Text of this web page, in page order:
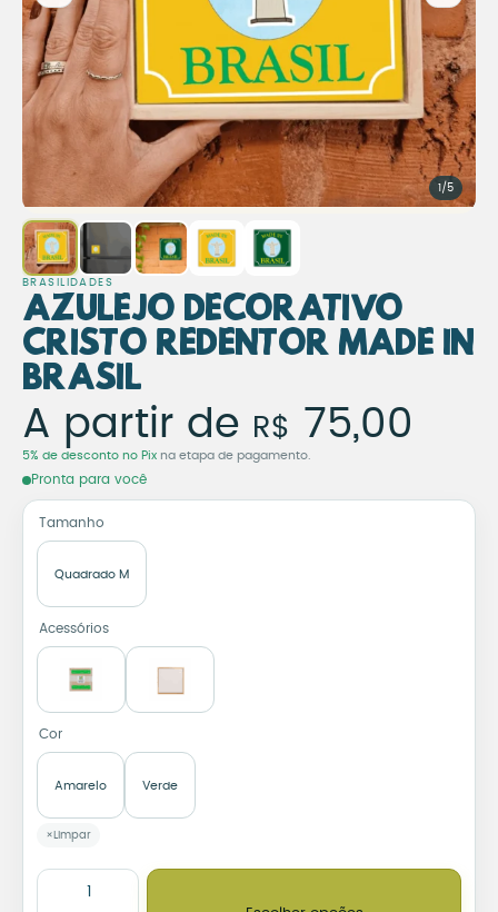
1/5
BRASILIDADES
Azulejo Decorativo
Cristo Redentor Made in
Brasil
Azulejo Decorativo
A partir de R$ 75,00
5% de desconto no Pix na etapa de pagamento.
Pronta para você
Tamanho
Quadrado M
Acessórios
Cor
Amarelo Verde
Limpar
Azulejo Decorativo Cristo Redentor Made in Brasil quantidade